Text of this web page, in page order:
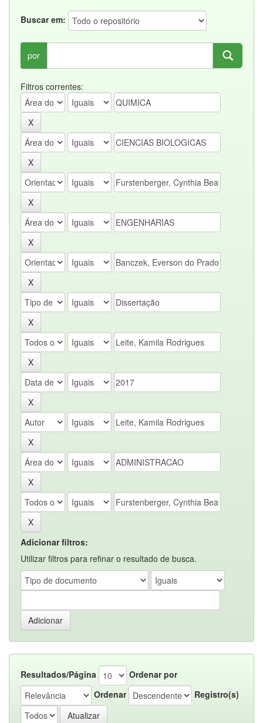
Buscar em:
por
Filtros correntes:
Adicionar filtros:
Utilizar filtros para refinar o resultado de busca.
Resultados/Página
Ordenar por
Ordenar
Registro(s)